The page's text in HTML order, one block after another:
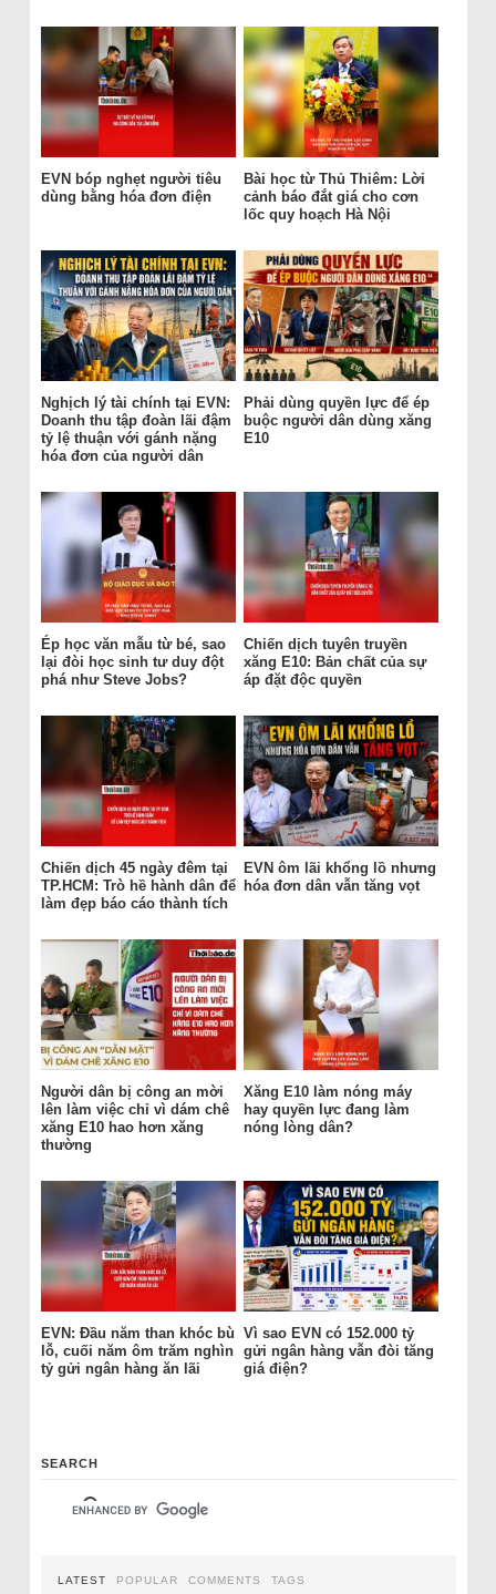
EVN bóp nghẹt người tiêu
dùng bằng hóa đơn điện
Bài học từ Thủ Thiêm: Lời
cảnh báo đắt giá cho cơn
lốc quy hoạch Hà Nội
Nghịch lý tài chính tại EVN:
Doanh thu tập đoàn lãi đậm
tỷ lệ thuận với gánh nặng
hóa đơn của người dân
Phải dùng quyền lực để ép
buộc người dân dùng xăng
E10
Ép học văn mẫu từ bé, sao
lại đòi học sinh tư duy đột
phá như Steve Jobs?
Chiến dịch tuyên truyền
xăng E10: Bản chất của sự
áp đặt độc quyền
Chiến dịch 45 ngày đêm tại
TP.HCM: Trò hề hành dân để
làm đẹp báo cáo thành tích
EVN ôm lãi khổng lồ nhưng
hóa đơn dân vẫn tăng vọt
Người dân bị công an mời
lên làm việc chỉ vì dám chê
xăng E10 hao hơn xăng
thường
Xăng E10 làm nóng máy
hay quyền lực đang làm
nóng lòng dân?
EVN: Đầu năm than khóc bù
lỗ, cuối năm ôm trăm nghìn
tỷ gửi ngân hàng ăn lãi
Vì sao EVN có 152.000 tỷ
gửi ngân hàng vẫn đòi tăng
giá điện?
SEARCH
LATEST POPULAR COMMENTS TAGS